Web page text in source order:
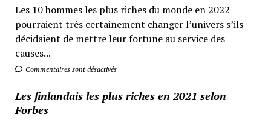
Les 10 hommes les plus riches du monde en 2022
pourraient très certainement changer l’univers s’ils
décidaient de mettre leur fortune au service des
causes...
Commentaires sont désactivés
Les finlandais les plus riches en 2021 selon
Forbes